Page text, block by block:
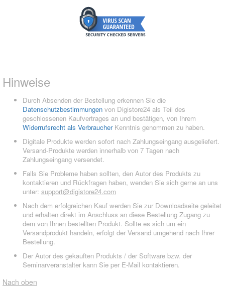
Hinweise
Durch Absenden der Bestellung erkennen Sie die
Datenschutzbestimmungen von Digistore24 als Teil des
geschlossenen Kaufvertrages an und bestätigen, von Ihrem
Widerrufsrecht als VerbraucherKenntnis genommen zu haben.
Digitale Produkte werden sofort nach Zahlungseingang ausgeliefert.
Versand-Produkte werden innerhalb von 7 Tagen nach
Zahlungseingang versendet.
Falls Sie Probleme haben sollten, den Autor des Produkts zu
kontaktieren und Rückfragen haben, wenden Sie sich gerne an uns
unter: support@digistore24.com
Nach dem erfolgreichen Kauf werden Sie zur Downloadseite geleitet
und erhalten direkt im Anschluss an diese Bestellung Zugang zu
dem von Ihnen bestellten Produkt. Sollte es sich um ein
Versandprodukt handeln, erfolgt der Versand umgehend nach Ihrer
Bestellung.
Der Autor des gekauften Produkts / der Software bzw. der
Seminarveranstalter kann Sie per E-Mail kontaktieren.
Nach oben